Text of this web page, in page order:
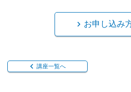
お申し込み
講座一覧へ